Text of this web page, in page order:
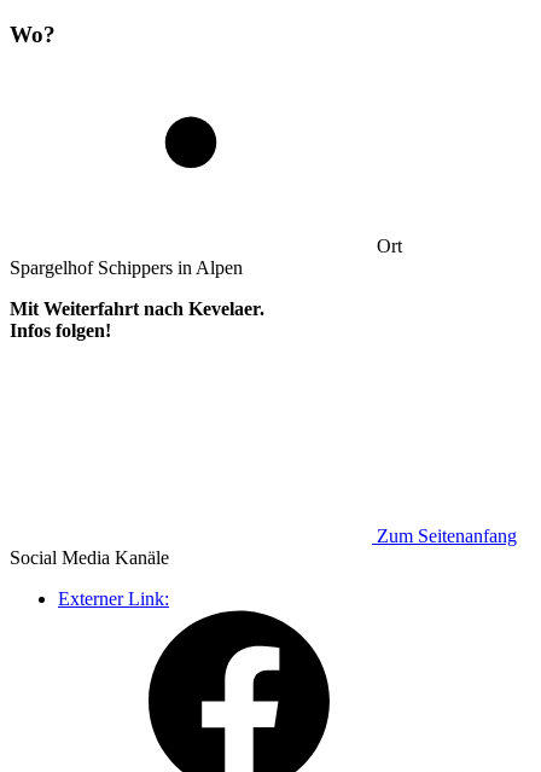
Wo?
Ort
Spargelhof Schippers in Alpen
Mit Weiterfahrt nach Kevelaer.
Infos folgen!
Zum Seitenanfang
Social Media Kanäle
Externer Link: